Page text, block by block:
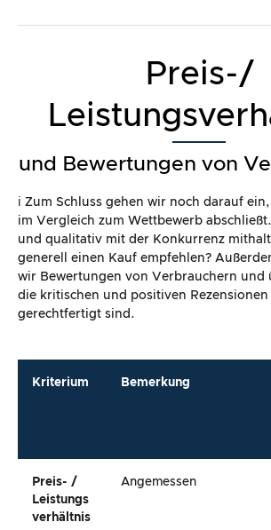
Preis-/
und Bewertungen von
ℹ️ Zum Schluss gehen wir noch darauf
im Vergleich zum Wettbewerb
und qualitativ mit der Konkurrenz
generell einen Kauf empfehlen?
wir Bewertungen von Verbrauchern und
die kritischen und positiven Rezensionen
gerechtfertigt sind.
Kriterium Bemerkung
Preis- /
Leistungs
Verhältnis
Angemessen